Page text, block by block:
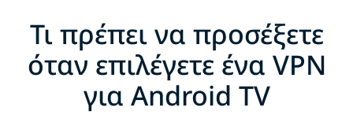
Τι πρέπει να προσέξετε
όταν επιλέγετε ένα VPN
για Android TV